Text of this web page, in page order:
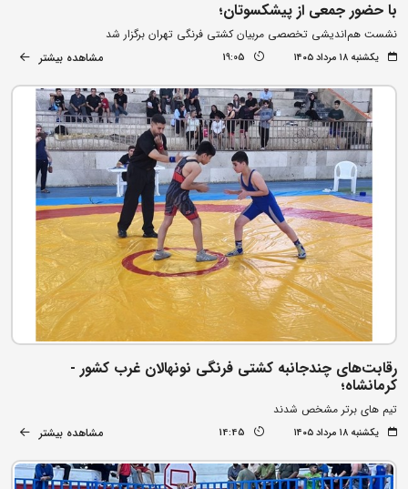
با حضور جمعی از پیشکسوتان؛
نشست هم‌اندیشی تخصصی مربیان کشتی فرنگی تهران برگزار شد
یکشنبه ۱۸ مرداد ۱۴۰۵ 19:05 مشاهده بیشتر
رقابت‌های چندجانبه کشتی فرنگی نونهالان غرب کشور -
کرمانشاه؛
تیم های برتر مشخص شدند
یکشنبه ۱۸ مرداد ۱۴۰۵ 14:45 مشاهده بیشتر